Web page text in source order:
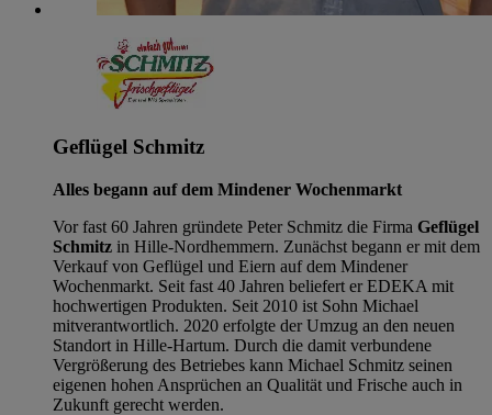
Geflügel Schmitz
Alles begann auf dem Mindener Wochenmarkt
Vor fast 60 Jahren gründete Peter Schmitz die Firma Geflügel
Schmitz in Hille-Nordhemmern. Zunächst begann er mit dem
Verkauf von Geflügel und Eiern auf dem Mindener
Wochenmarkt. Seit fast 40 Jahren beliefert er EDEKA mit
hochwertigen Produkten. Seit 2010 ist Sohn Michael
mitverantwortlich. 2020 erfolgte der Umzug an den neuen
Standort in Hille-Hartum. Durch die damit verbundene
Vergrößerung des Betriebes kann Michael Schmitz seinen
eigenen hohen Ansprüchen an Qualität und Frische auch in
Zukunft gerecht werden.